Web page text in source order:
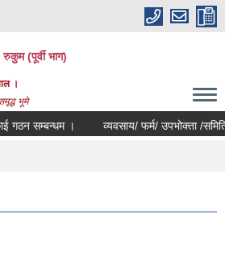
(पूर्वी भाग)
।
भूमे
। व्यवसाय/ फर्म/ उपभोक्ता /समिति/